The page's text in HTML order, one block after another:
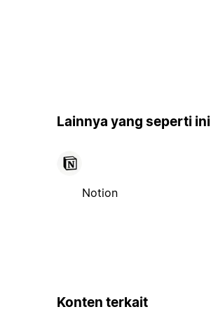
Lainnya yang seperti ini
Notion
Konten terkait